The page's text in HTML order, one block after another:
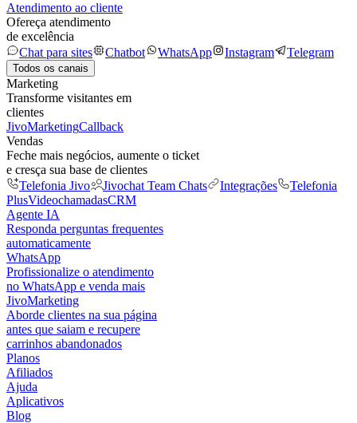
Atendimento ao cliente
Ofereça atendimento
de excelência
Chat para sites
Chatbot WhatsApp Instagram Telegram
Todos os canais
Marketing
Transforme visitantes em
clientes
JivoMarketingCallback
Vendas
Feche mais negócios, aumente o ticket
e cresça sua base de clientes
Telefonia Jivo
Jivochat Team Chats Integrações
Telefonia
PlusVideochamadasCRM
Agente IA
Responda perguntas frequentes
automaticamente
WhatsApp
Profissionalize o atendimento
no WhatsApp e venda mais
JivoMarketing
Aborde clientes na sua página
antes que saiam e recupere
carrinhos abandonados
Planos
Afiliados
Ajuda
Aplicativos
Blog